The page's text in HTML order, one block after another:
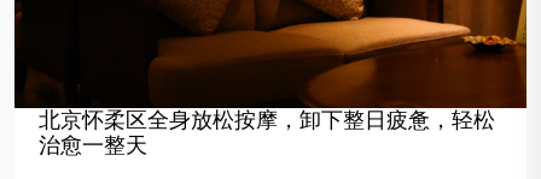
北京怀柔区全身放松按摩，卸下整日疲惫，轻松
治愈一整天